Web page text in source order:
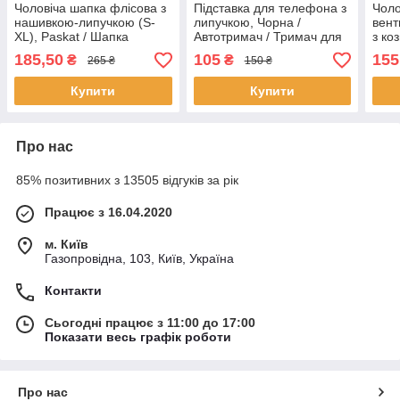
Чоловіча шапка флісова з
нашивкою-липучкою (S-
XL), Paskat / Шапка
тактична / Зимова шапка
185,50 ₴ 265 ₴
Купити
Підставка для телефона з
липучкою, Чорна /
Автотримач / Тримач для
телефона / Автомобільний
тримач
105₴ 150 ₴
Купити
з
155
Про нас
85% позитивних з 13505 відгуків за рік
Працює з 16.04.2020
м. Київ
Газопровідна, 103, Київ, Україна
Контакти
Сьогодні працює з 11:00 до 17:00
Показати весь графік роботи
Про нас